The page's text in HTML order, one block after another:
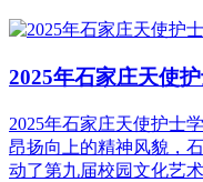
2025年石家庄天使
2025年石家庄天使护士
昂扬向上的精神风貌，
动了第九届校园文化艺